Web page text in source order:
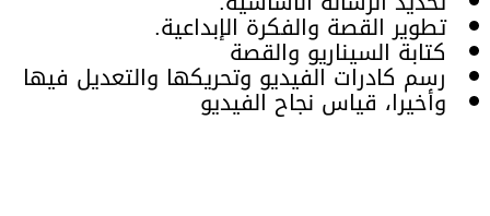
تطوير القصة والفكرة الإبداعية.
كتابة السيناريو والقصة
رسم كادرات الفيديو وتحريكها والتعديل فيها
وأخيرا، قياس نجاح الفيديو